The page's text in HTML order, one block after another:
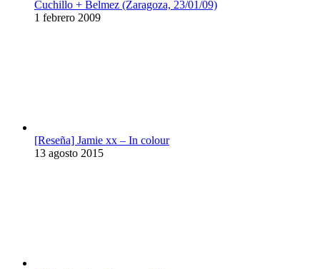
Cuchillo + Belmez (Zaragoza, 23/01/09)
1 febrero 2009
[Reseña] Jamie xx – In colour
13 agosto 2015